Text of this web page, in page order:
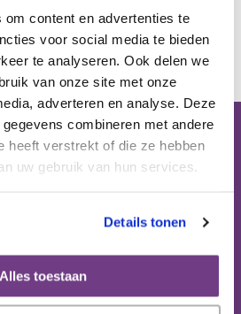
om content en advertenties te
voor social media te bieden
te analyseren. Ook delen we
van onze site met onze
adverteren en analyse. Deze
combineren met andere
heeft verstrekt of die ze hebben
uw gebruik van hun services.
Details tonen
Alles toestaan